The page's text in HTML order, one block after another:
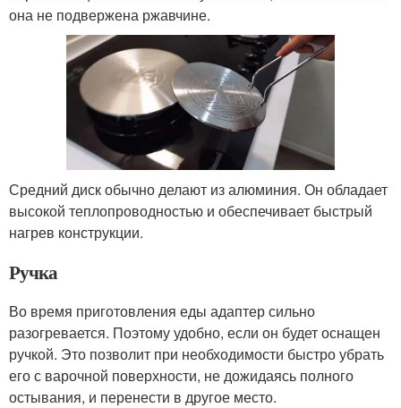
она не подвержена ржавчине.
Средний диск обычно делают из алюминия. Он обладает
высокой теплопроводностью и обеспечивает быстрый
нагрев конструкции.
Ручка
Во время приготовления еды адаптер сильно
разогревается. Поэтому удобно, если он будет оснащен
ручкой. Это позволит при необходимости быстро убрать
его с варочной поверхности, не дожидаясь полного
остывания, и перенести в другое место.